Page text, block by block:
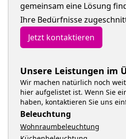
gemeinsam eine Lösung
Ihre Bedürfnisse
Jetzt kontaktieren
Unsere Leistungen im
Wir machen natürlich noch
hier aufgelistet ist. Wenn Sie
haben, kontaktieren Sie uns
Beleuchtung
Wohnraumbeleuchtung